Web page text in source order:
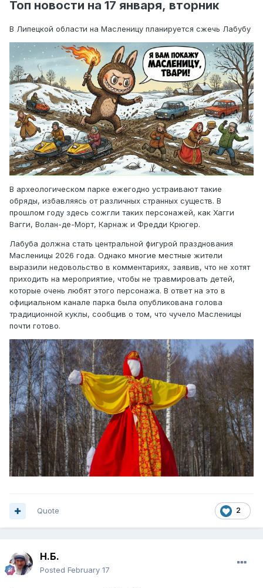
Топ новости на 17 января, вторник
В Липецкой области на Масленицу планируется сжечь Лабубу
В археологическом парке ежегодно устраивают такие
обряды, избавляясь от различных странных существ. В
прошлом году здесь сожгли таких персонажей, как Хагги
Вагги, Волан-де-Морт, Карнаж и Фредди Крюгер.
Лабуба должна стать центральной фигурой празднования
Масленицы 2026 года. Однако многие местные жители
выразили недовольство в комментариях, заявив, что не хотят
приходить на мероприятие, чтобы не травмировать детей,
которые очень любят этого персонажа. В ответ на это в
официальном канале парка была опубликована голова
традиционной куклы, сообщив о том, что чучело Масленицы
почти готово.
2
Quote
Н.Б.
Posted February 17